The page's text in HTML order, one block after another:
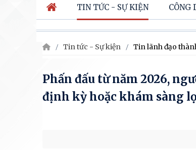
TIN TỨC - SỰ KIỆN CÔNG
Tin tức - Sự kiện Tin lãnh đạo
Phấn đấu từ năm 2026,
định kỳ hoặc khám sàng